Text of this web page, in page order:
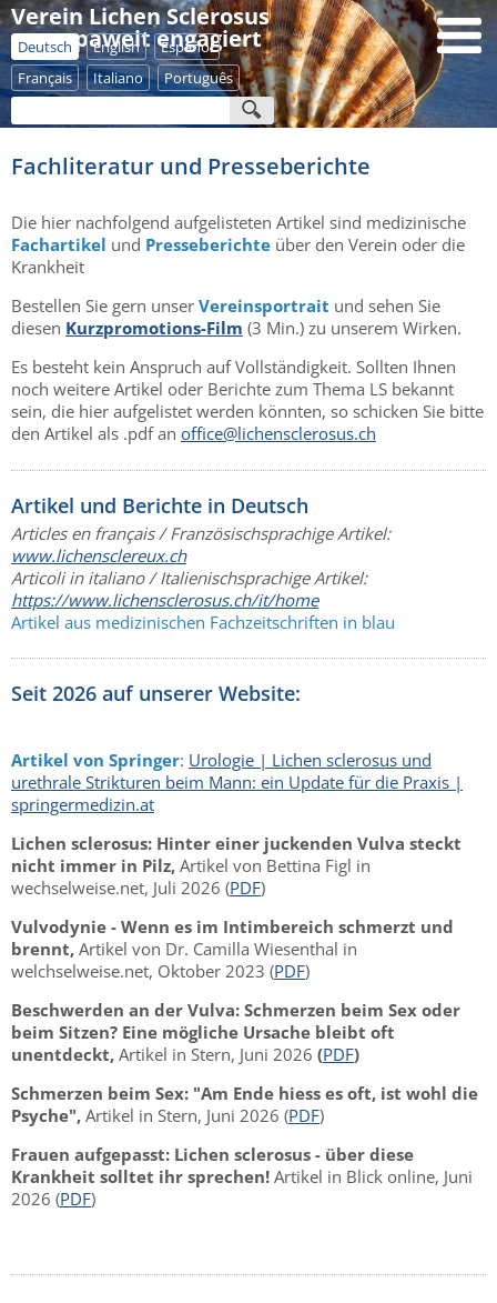
Verein Lichen Sclerosus
- europaweit engagiert
Deutsch English
Español
Français
Italiano Português
Fachliteratur und Presseberichte
Die hier nachfolgend aufgelisteten Artikel sind medizinische
Fachartikel und Presseberichte über den Verein oder die
Krankheit
Bestellen Sie gern unser Vereinsportrait und sehen Sie
diesen Kurzpromotions-Film (3 Min.) zu unserem Wirken.
Es besteht kein Anspruch auf Vollständigkeit. Sollten Ihnen
noch weitere Artikel oder Berichte zum Thema LS bekannt
sein, die hier aufgelistet werden könnten, so schicken Sie bitte
den Artikel als .pdf an office@lichensclerosus.ch
Artikel und Berichte in Deutsch
Articles en français / Französischsprachige Artikel:
www.lichensclereux.ch
Articoli in italiano / Italienischsprachige Artikel:
https://www.lichensclerosus.ch/it/home
Artikel aus medizinischen Fachzeitschriften in blau
Seit 2026 auf unserer Website:
Artikel von Springer: Urologie | Lichen sclerosus und
urethrale Strikturen beim Mann: ein Update für die Praxis |
springermedizin.at
Lichen sclerosus: Hinter einer juckenden Vulva steckt
nicht immer in Pilz, Artikel von Bettina Figl in
wechselweise.net, Juli 2026 (PDF)
Vulvodynie - Wenn es im Intimbereich schmerzt und
brennt, Artikel von Dr. Camilla Wiesenthal in
welchselweise.net, Oktober 2023 (PDF)
Beschwerden an der Vulva: Schmerzen beim Sex oder
beim Sitzen? Eine mögliche Ursache bleibt oft
unentdeckt, Artikel in Stern, Juni 2026 (PDF)
Schmerzen beim Sex: "Am Ende hiess es oft, ist wohl die
Psyche", Artikel in Stern, Juni 2026 (PDF)
Frauen aufgepasst: Lichen sclerosus - über diese
Krankheit solltet ihr sprechen! Artikel in Blick online, Juni
2026 (PDF)